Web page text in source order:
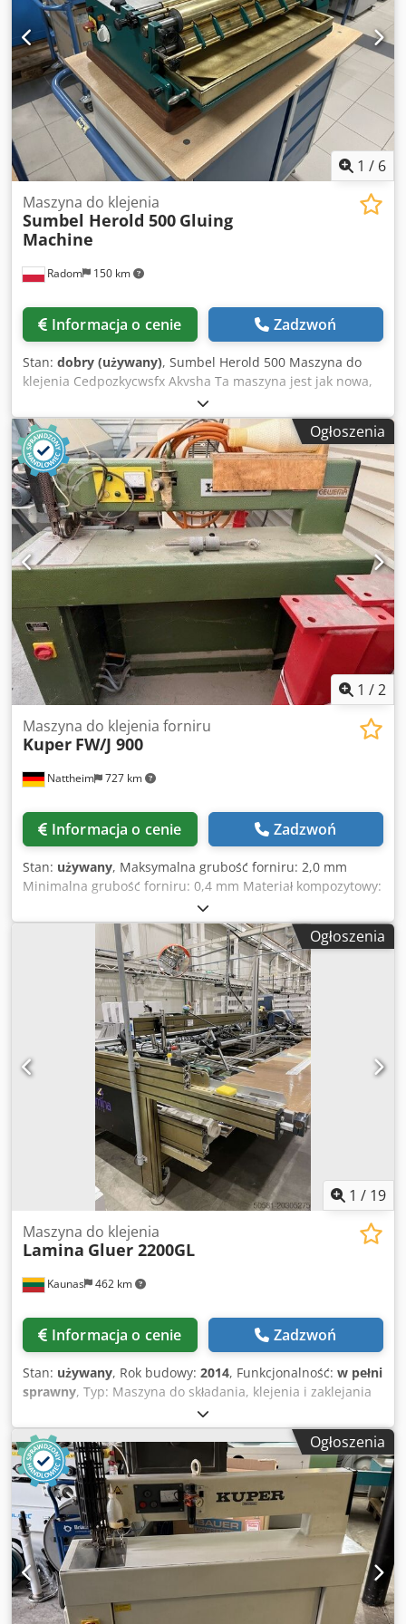
opracowanych palet Wydajność klejenia: od 3 do 4,5
sekundy na nóżkę (zależnie od rozmiaru palety i rodzaju
nóżki) Używany klej: ekologiczny dyspersyjny wodny Paleta
gotowa do użycia po 10 minutach od przyklejenia nóżek !
Jesteśmy producentem i projektantem tej maszyny -
możemy dostosować wiele rozwiązań do potrzeb klienta.
1 / 6
Radom 150 km
Maszyna do klejenia
Sumbel Herold 500 Gluing
Machine
Informacja o cenie Zadzwoń
Stan: dobry (używany), Sumbel Herold 500 Maszyna do
klejenia Cedpozkycwsfx Akvsha Ta maszyna jest jak nowa,
w pełni sprawna i gotowa do produkcji. Jest to najwyżej
ceniona marka wśród małych laminatorek. Idealna do
produkcji okładek, dekoracyjnych opakowań i innych
zastosowań. Wyprodukowana w Niemczech. Maszyna
pracuje na gorący klej. Wyposażona w podgrzewaną płytę i
kąpiel wodną. Rolki mosiężne. Bezstopniowa regulacja:
grubości kleju, szerokości szczeliny i prędkości. Szerokość
robocza: 500 mm Zasilanie: 380V Waga: 60 kg
Ogłoszenia
1 /2
Nattheim 727 km
Maszyna do klejenia forniru
Kuper FW/J 900
Informacja o cenie Zadzwoń
Stan: używany, Maksymalna grubość forniru: 2,0 mm
Minimalna grubość forniru: 0,4 mm Materiał kompozytowy:
Włókno klejowe z podgrzewaniem gorącym powietrzem
Wymagane sprężone powietrze: Tak Tarcza: Tak Do
transportu forniru po stole fornirowanym Sterowane
pedałem nożnym Typ maszyny: Stojąca Prędkość posuwu: 7
m/min Występ kolumny: 900 mm Przybliżona waga: 185 kg
Wymiary: 1400 x 500 x 1680 mm Codpfxoxgqmxe Akvsha
Miejsce składowania: Nattheim
Ogłoszenia
1 / 19
Kaunas 462 km
Maszyna do klejenia
Lamina Gluer 2200GL
Informacja o cenie Zadzwoń
Stan: używany, Rok budowy: 2014, Funkcjonalność: w pełni
sprawny, Typ: Maszyna do składania, klejenia i zaklejania
podawana ręcznie, przeznaczona do pracy liniowej
Producent: Lamina system AB, Szwecja Model: Gluer
2200GL Rok produkcji: 2014 Maksymalna szerokość
formatu: 2200 mm Minimalna szerokość formatu: 70 mm
Jednostka klejąca: Nordson Prędkość produkcyjna: 0–40
m/min, płynna regulacja Csdpfoxnzn Njx Akvjha Moc: 5 kW
20 A Zasilanie: 3x220 VAC PE 50/60 Hz Sprężone powietrze:
6 Bar Konsola sterująca: Sterowanie PLC z panelem
dotykowym Wymiary maszyny: Szer. 2800 x Dł. 2550 x Wys.
1450 mm Waga: 950 kg Broszura poniżej
Ogłoszenia